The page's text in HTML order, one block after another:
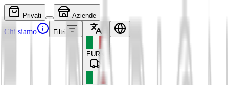
Privati Aziende
Chi siamo Filtri
EUR